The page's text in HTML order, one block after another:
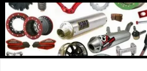
Перейти
содержимому